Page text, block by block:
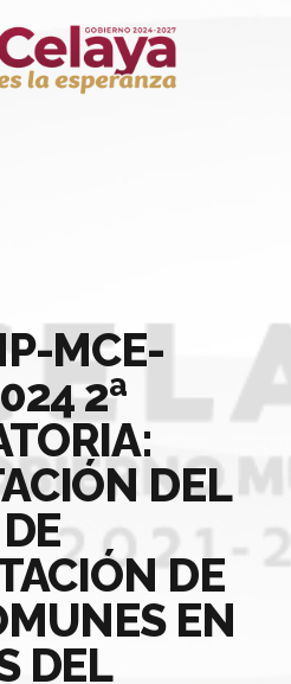
MCE-
2ª
DEL
DE
EN
DEL